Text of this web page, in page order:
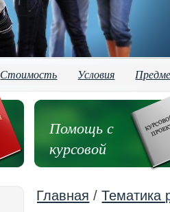
Стоимость Условия
Помощь с
курсовой
Главная /Тематика